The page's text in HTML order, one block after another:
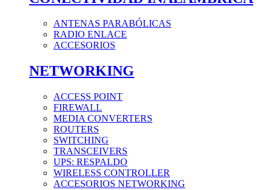
ANTENAS PARABÓLICAS
RADIO ENLACE
ACCESORIOS
NETWORKING
ACCESS POINT
FIREWALL
MEDIA CONVERTERS
ROUTERS
SWITCHING
TRANSCEIVERS
UPS: RESPALDO
WIRELESS CONTROLLER
ACCESORIOS NETWORKING